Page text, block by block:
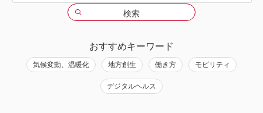
おすすめキーワード
気候変動、温暖化 地方創生 働き方 モビリティ
デジタルヘルス